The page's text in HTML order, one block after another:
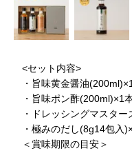
<セット内容>
・旨味黄金醤油
・旨味ポン酢(200ml)×1
・ドレッシングマスタ
・極みのだし(8g14包入
＜賞味期限の目安＞